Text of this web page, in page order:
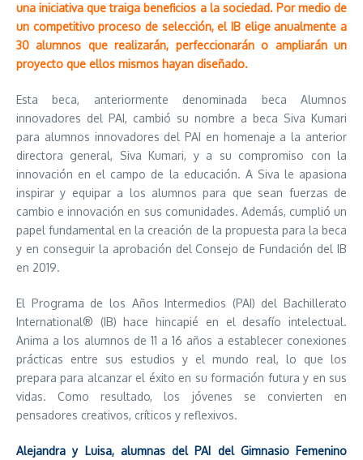
una iniciativa que traiga beneficios a la sociedad. Por medio de
un competitivo proceso de selección, el IB elige anualmente a
30 alumnos que realizarán, perfeccionarán o ampliarán un
proyecto que ellos mismos hayan diseñado.
Esta beca, anteriormente denominada beca Alumnos
innovadores del PAI, cambió su nombre a beca Siva Kumari
para alumnos innovadores del PAI en homenaje a la anterior
directora general, Siva Kumari, y a su compromiso con la
innovación en el campo de la educación. A Siva le apasiona
inspirar y equipar a los alumnos para que sean fuerzas de
cambio e innovación en sus comunidades. Además, cumplió un
papel fundamental en la creación de la propuesta para la beca
y en conseguir la aprobación del Consejo de Fundación del IB
en 2019.
El Programa de los Años Intermedios (PAI) del Bachillerato
International® (IB) hace hincapié en el desafío intelectual.
Anima a los alumnos de 11 a 16 años a establecer conexiones
prácticas entre sus estudios y el mundo real, lo que los
prepara para alcanzar el éxito en su formación futura y en sus
vidas. Como resultado, los jóvenes se convierten en
pensadores creativos, críticos y reflexivos.
Alejandra y Luisa, alumnas del PAI del Gimnasio Femenino